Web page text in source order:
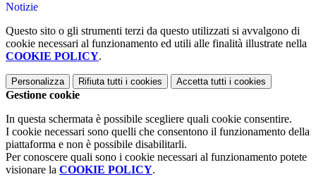
Notizie
Questo sito o gli strumenti terzi da questo utilizzati si avvalgono di
cookie necessari al funzionamento ed utili alle finalità illustrate nella
COOKIE POLICY.
Personalizza Rifiuta tutti i cookies Accetta tutti i cookies
Gestione cookie
In questa schermata è possibile scegliere quali cookie consentire.
I cookie necessari sono quelli che consentono il funzionamento della
piattaforma e non è possibile disabilitarli.
Per conoscere quali sono i cookie necessari al funzionamento potete
visionare la COOKIE POLICY.